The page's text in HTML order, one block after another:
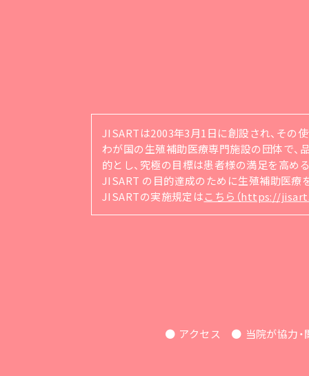
JISARTは2003年3月1日に創設され、その
わが国の生殖補助医療専門施設の団体で
的とし、究極の目標は患者様の満足を高め
JISART の目的達成のために生殖補助医療
JISARTの実施規定はこちら（https://
アクセス 当院が協力